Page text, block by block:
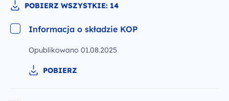
POBIERZ WSZYSTKIE: 14
Informacja o składzie KOP
Opublikowano 01.08.2025
POBIERZ